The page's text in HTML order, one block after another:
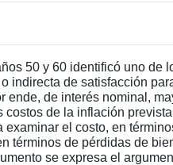
50 y 60 identificó uno
indirecta de satisfacción
ende, de interés nominal,
costos de la inflación
examinar el costo, en
términos de pérdidas de
se expresa el